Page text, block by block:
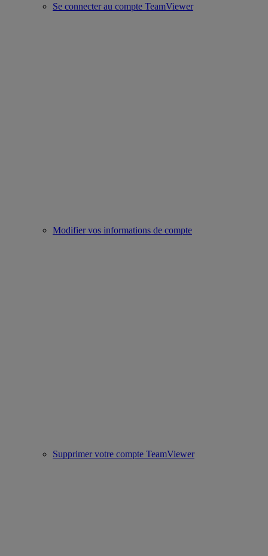
Se connecter au compte TeamViewer
Modifier vos informations de compte
Supprimer votre compte TeamViewer